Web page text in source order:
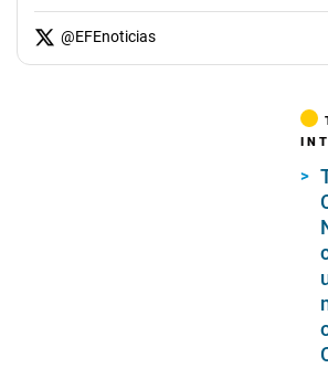
@EFEnoticias